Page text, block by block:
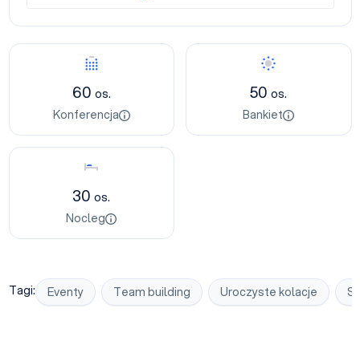
Konferencja
60 os.
Konferencja
Bankiet
50os.
Bankiet
Nocleg
30os.
Nocleg
Tagi: Eventy Team building Uroczyste kolacje